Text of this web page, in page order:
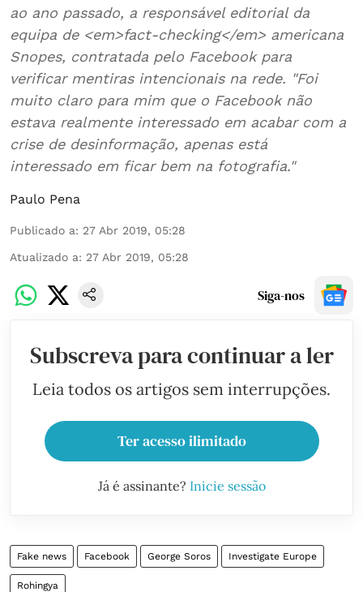
ao ano passado, a responsável editorial da
equipa de <em>fact-checking</em> americana
Snopes, contratada pelo Facebook para
verificar mentiras intencionais na rede. "Foi
muito claro para mim que o Facebook não
estava realmente interessado em acabar com a
crise de desinformação, apenas está
interessado em ficar bem na fotografia."
Paulo Pena
Publicado a: 27 Abr 2019, 05:28
Atualizado a: 27 Abr 2019, 05:28
Siga-nos
Subscreva para continuar a ler
Leia todos os artigos sem interrupções.
Ter acesso ilimitado
Já é assinante? Inicie sessão
Fake news Facebook George Soros Investigate Europe
Rohingya